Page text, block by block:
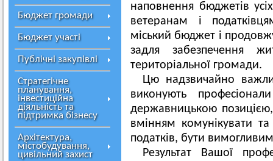
Бюджет громади
Бюджет участі
Публічні закупівлі
Стратегічне
планування,
інвестиційна
діяльність та
підтримка бізнесу
Архітектура,
містобудування,
цивільний захист
наповнення бюджетів
ветеранам і
міський бюджет і
задля забезпечення
територіальної громади.
Цю надзвичайно
виконують
державницькою
вмінням комунікувати
податків, бути
Результат Вашої